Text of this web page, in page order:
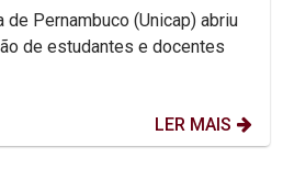
Pernambuco (Unicap) abriu
de estudantes e docentes
LER MAIS